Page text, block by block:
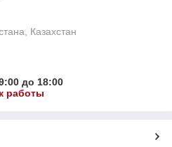
Казахстан
до 18:00
работы